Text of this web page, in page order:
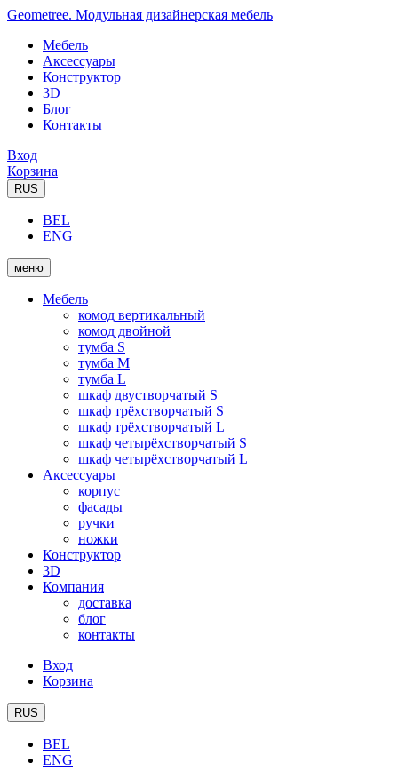
Geometree. Модульная дизайнерская мебель
Мебель
Аксессуары
Конструктор
3D
Блог
Контакты
Вход
Корзина
RUS
BEL
ENG
меню
Мебель
комод вертикальный
комод двойной
тумба S
тумба M
тумба L
шкаф двустворчатый S
шкаф трёхстворчатый S
шкаф трёхстворчатый L
шкаф четырёхстворчатый S
шкаф четырёхстворчатый L
Аксессуары
корпус
фасады
ручки
ножки
Конструктор
3D
Компания
доставка
блог
контакты
Вход
Корзина
RUS
BEL
ENG